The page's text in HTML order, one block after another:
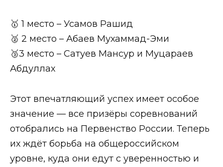
🥇 1 место – Усамов Рашид
🥈 2 место – Абаев Мухаммад-Эми
🥉3 место – Сатуев Мансур и Муцараев
Абдуллах
Этот впечатляющий успех имеет особое
значение — все призёры соревнований
отобрались на Первенство России. Теперь
их ждёт борьба на общероссийском
уровне, куда они едут с уверенностью и